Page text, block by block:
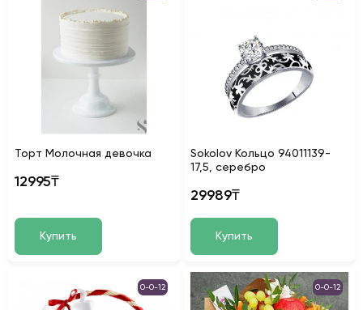
Торт Молочная девочка
12995₸
Купить
Sokolov Кольцо 94011139-
17,5, серебро
29989₸
Купить
0-0-12 0-0-12